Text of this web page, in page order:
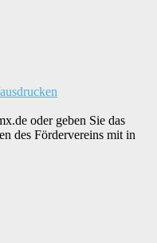
oder geben Sie das
des Fördervereins mit in